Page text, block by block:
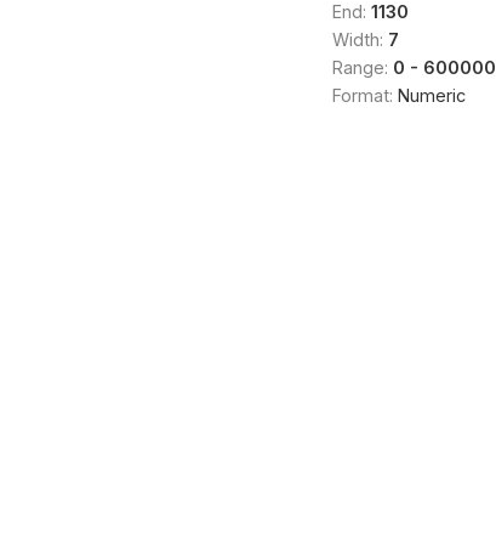
End: 1130
Width: 7
Range: 0 -
Format: Numeric